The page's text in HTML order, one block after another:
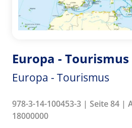
Europa - Tourismus
Europa - Tourismus
978-3-14-100453-3 | Seite 84 |
18000000